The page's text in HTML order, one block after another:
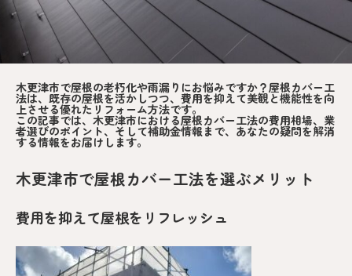
木更津市で屋根の老朽化や雨漏りにお悩みですか？屋根カバー工
法は、既存の屋根を活かしつつ、費用を抑えて美観と機能性を向
上させる優れたリフォーム方法です。
この記事では、木更津市における屋根カバー工法の費用相場、業
者選びのポイント、そして補助金情報まで、あなたの疑問を解消
する情報をお届けします。
木更津市で屋根カバー工法を選ぶメリット
費用を抑えて屋根をリフレッシュ